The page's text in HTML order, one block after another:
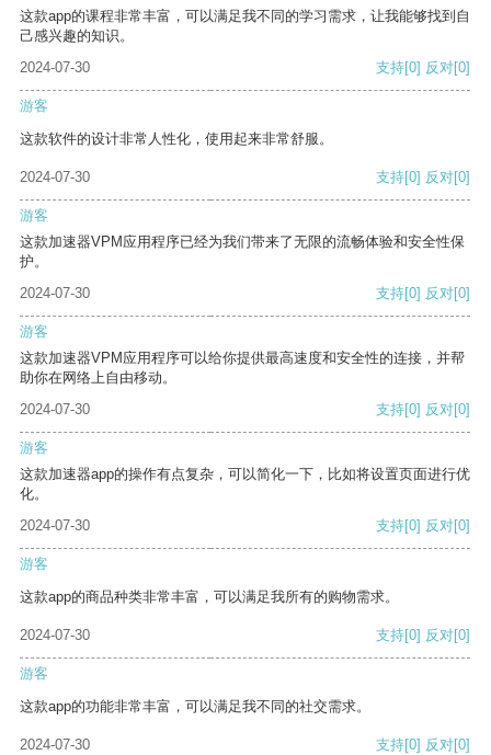
这款app的课程非常丰富，可以满足我不同的学习需求，让我能够找到自
己感兴趣的知识。
2024-07-30
支持[0] 反对[0]
游客
这款软件的设计非常人性化，使用起来非常舒服。
2024-07-30 支持[0] 反对[0]
游客
这款加速器VPM应用程序已经为我们带来了无限的流畅体验和安全性保
护。
2024-07-30
支持[0] 反对[0]
游客
这款加速器VPM应用程序可以给你提供最高速度和安全性的连接，并帮
助你在网络上自由移动。
2024-07-30
支持[0] 反对[0]
游客
这款加速器app的操作有点复杂，可以简化一下，比如将设置页面进行优
化。
2024-07-30
支持[0] 反对[0]
游客
这款app的商品种类非常丰富，可以满足我所有的购物需求。
2024-07-30 支持[0] 反对[0]
游客
这款app的功能非常丰富，可以满足我不同的社交需求。
2024-07-30 支持[0] 反对[0]